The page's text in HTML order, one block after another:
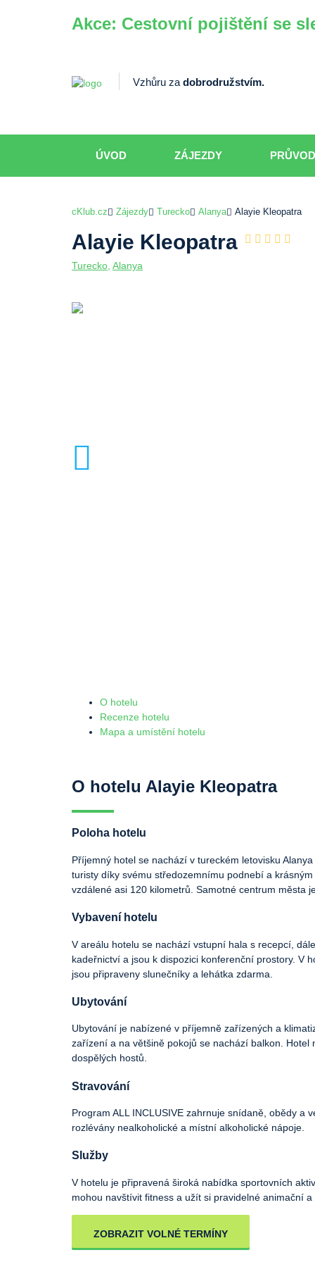
Akce: Cestovní pojištění se
Vzhůru za dobrodružstvím.
ÚVOD ZÁJEZDY
cKlub.cz Zájezdy Turecko Alanya Alayie Kleopatra
Alayie Kleopatra
Turecko Alanya
O hotelu
Recenze hotelu
Mapa a umístění hotelu
O hotelu Alayie Kleopatra
Poloha hotelu
Příjemný hotel se nachází v tureckém letovisku
turisty díky svému středozemnímu podnebí a
vzdálené asi 120 kilometrů. Samotné centrum města
Vybavení hotelu
V areálu hotelu se nachází vstupní hala s recepcí,
kadeřnictví a jsou k dispozici konferenční prostory. V
jsou připraveny slunečníky a lehátka zdarma.
Ubytování
Ubytování je nabízené v příjemně zařízených a
zařízení a na většině pokojů se nachází balkon.
dospělých hostů.
Stravování
Program ALL INCLUSIVE zahrnuje snídaně, obědy a
rozlévány nealkoholické a místní alkoholické nápoje.
Služby
V hotelu je připravená široká nabídka sportovních
mohou navštívit fitness a užít si pravidelné animační
ZOBRAZIT VOLNÉ TERMÍNY